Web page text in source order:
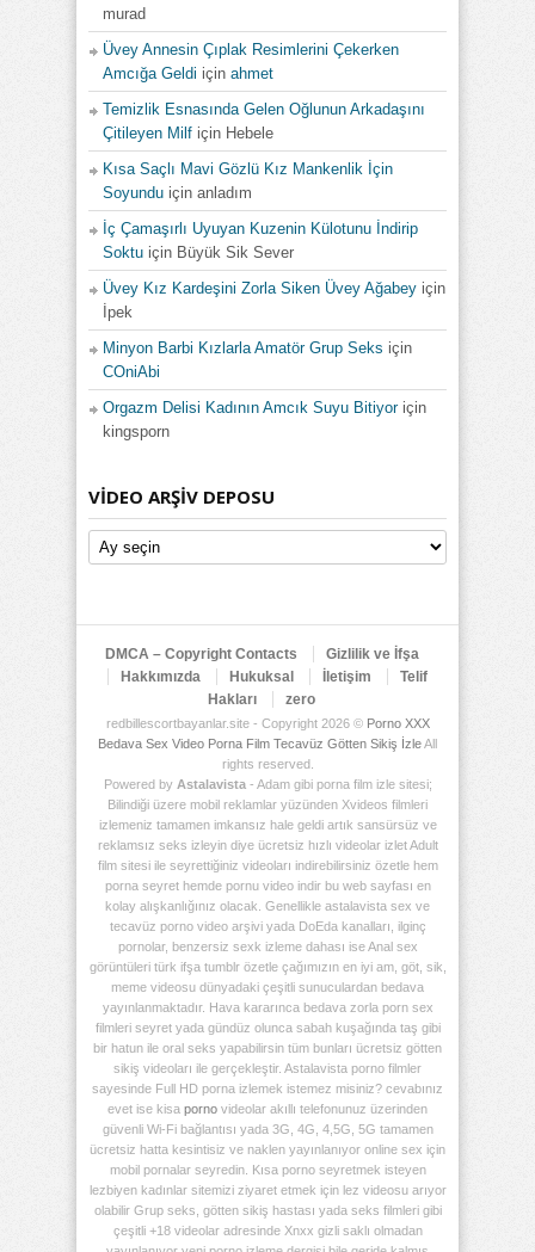
murad
Üvey Annesin Çıplak Resimlerini Çekerken
Amcığa Geldi için ahmet
Temizlik Esnasında Gelen Oğlunun Arkadaşını
Çitileyen Milf için Hebele
Kısa Saçlı Mavi Gözlü Kız Mankenlik İçin
Soyundu için anladım
İç Çamaşırlı Uyuyan Kuzenin Külotunu İndirip
Soktu için Büyük Sik Sever
Üvey Kız Kardeşini Zorla Siken Üvey Ağabey için
İpek
Minyon Barbi Kızlarla Amatör Grup Seks için
COniAbi
Orgazm Delisi Kadının Amcık Suyu Bitiyoriçin
kingsporn
VIDEO ARŞIV DEPOSU
Video
Arşiv
DMCA – Copyright Contacts
Gizlilik ve İfşa
Hakkımızda
Hukuksal İletişim
Telif
Hakları
zero
redbillescortbayanlar.site - Copyright 2026 © Porno XXX
Bedava Sex Video Porna Film Tecavüz Götten Sikiş İzleAll
rights reserved.
Powered by Astalavista- Adam gibi porna film izle sitesi;
Bilindiği üzere mobil reklamlar yüzünden Xvideos filmleri
izlemeniz tamamen imkansız hale geldi artık sansürsüz ve
reklamsız seks izleyin diye ücretsiz hızlı videolar izlet Adult
film sitesi ile seyrettiğiniz videoları indirebilirsiniz özetle hem
porna seyret hemde pornu video indir bu web sayfası en
kolay alışkanlığınız olacak. Genellikle astalavista sex ve
tecavüz porno video arşivi yada DoEda kanalları, ilginç
pornolar, benzersiz sexk izleme dahası ise Anal sex
görüntüleri türk ifşa tumblr özetle çağımızın en iyi am, göt, sik,
meme videosu dünyadaki çeşitli sunuculardan bedava
yayınlanmaktadır. Hava kararınca bedava zorla porn sex
filmleri seyret yada gündüz olunca sabah kuşağında taş gibi
bir hatun ile oral seks yapabilirsin tüm bunları ücretsiz götten
sikiş videoları ile gerçekleştir. Astalavista porno filmler
sayesinde Full HD porna izlemek istemez misiniz? cevabınız
evet ise kisa porno videolar akıllı telefonunuz üzerinden
güvenli Wi-Fi bağlantısı yada 3G, 4G, 4,5G, 5G tamamen
ücretsiz hatta kesintisiz ve naklen yayınlanıyor online sex için
mobil pornalar seyredin. Kısa porno seyretmek isteyen
lezbiyen kadınlar sitemizi ziyaret etmek için lez videosu arıyor
olabilir Grup seks, götten sikiş hastası yada seks filmleri gibi
çeşitli +18 videolar adresinde Xnxx gizli saklı olmadan